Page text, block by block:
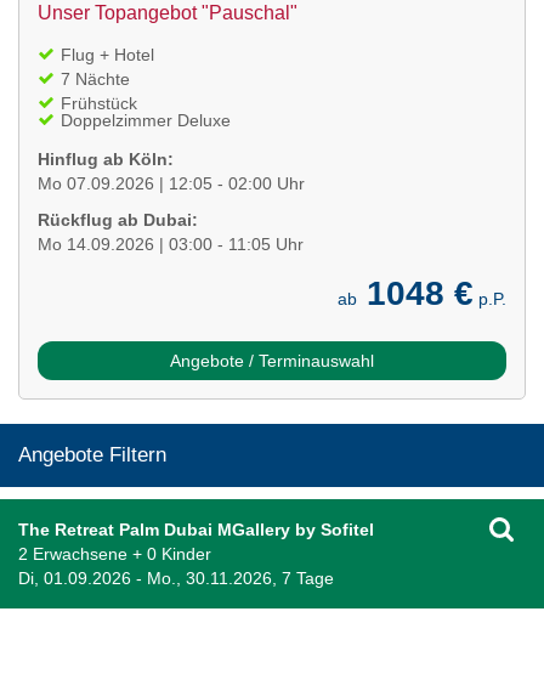
Unser Topangebot "Pauschal"
Flug + Hotel
7 Nächte
Frühstück
Doppelzimmer Deluxe
Hinflug ab Köln:
Mo 07.09.2026 | 12:05 - 02:00 Uhr
Rückflug ab Dubai:
Mo 14.09.2026 | 03:00 - 11:05 Uhr
ab 1048 € p.P.
Angebote / Terminauswahl
Angebote Filtern
The Retreat Palm Dubai MGallery by Sofitel
2 Erwachsene + 0 Kinder
Di, 01.09.2026 - Mo., 30.11.2026, 7 Tage